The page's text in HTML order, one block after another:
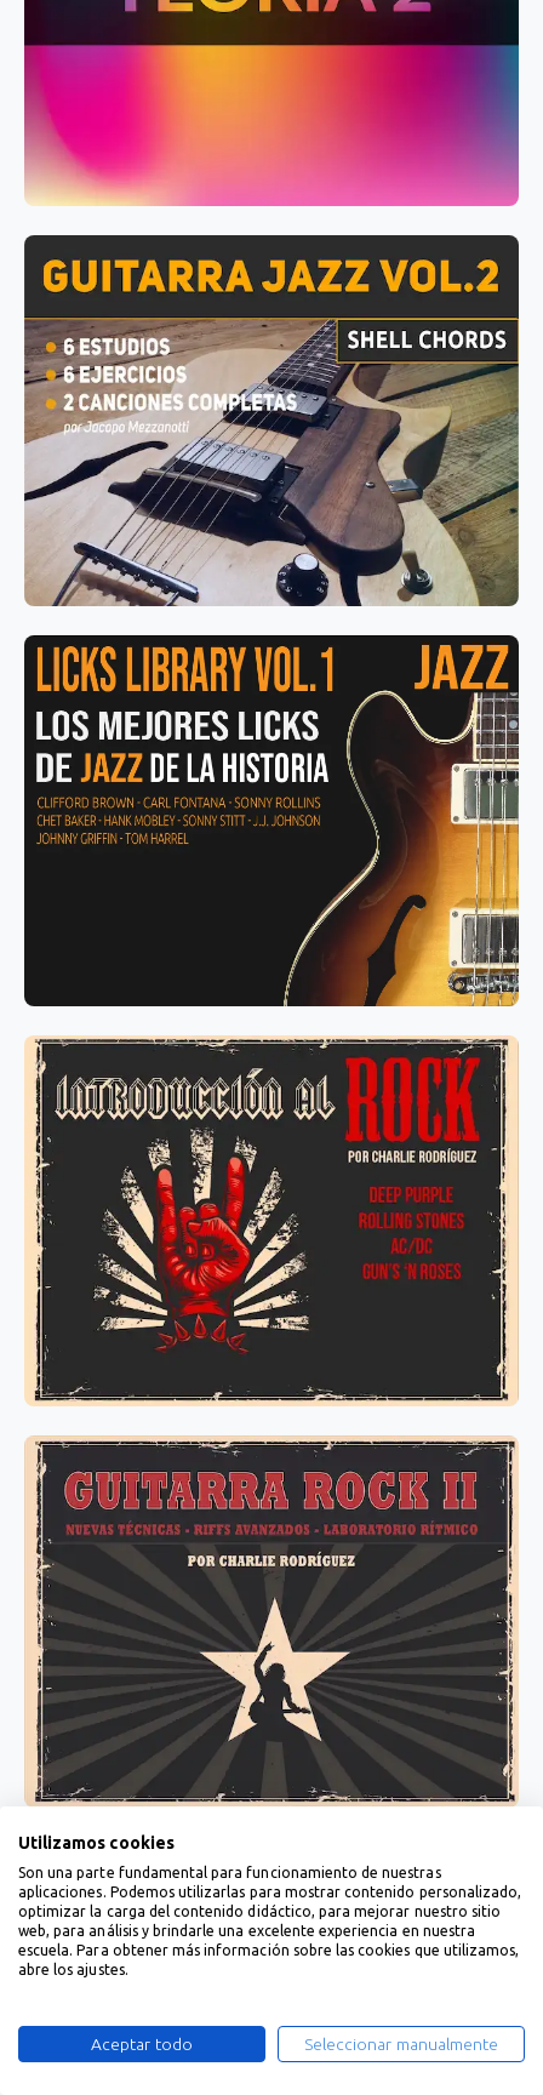
Utilizamos cookies
Son una parte fundamental para funcionamiento de nuestras
aplicaciones. Podemos utilizarlas para mostrar contenido personalizado,
optimizar la carga del contenido didáctico, para mejorar nuestro sitio
web, para análisis y brindarle una excelente experiencia en nuestra
escuela. Para obtener más información sobre las cookies que utilizamos,
abre los ajustes.
Aceptar todo Seleccionar manualmente